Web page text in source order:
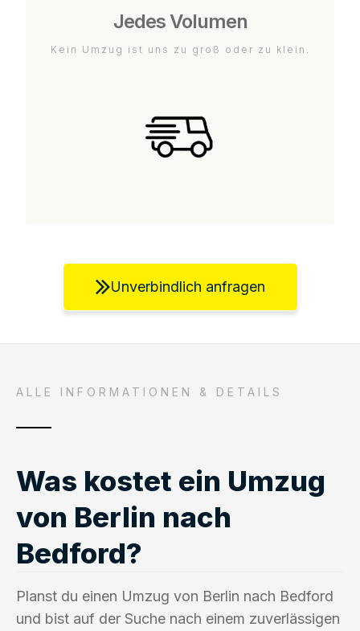
Jedes Volumen
Kein Umzug ist uns zu groß oder zu klein.
Unverbindlich anfragen
ALLE INFORMATIONEN & DETAILS
Was kostet ein Umzug
von Berlin nach
Bedford?
Planst du einen Umzug von Berlin nach Bedford
und bist auf der Suche nach einem zuverlässigen